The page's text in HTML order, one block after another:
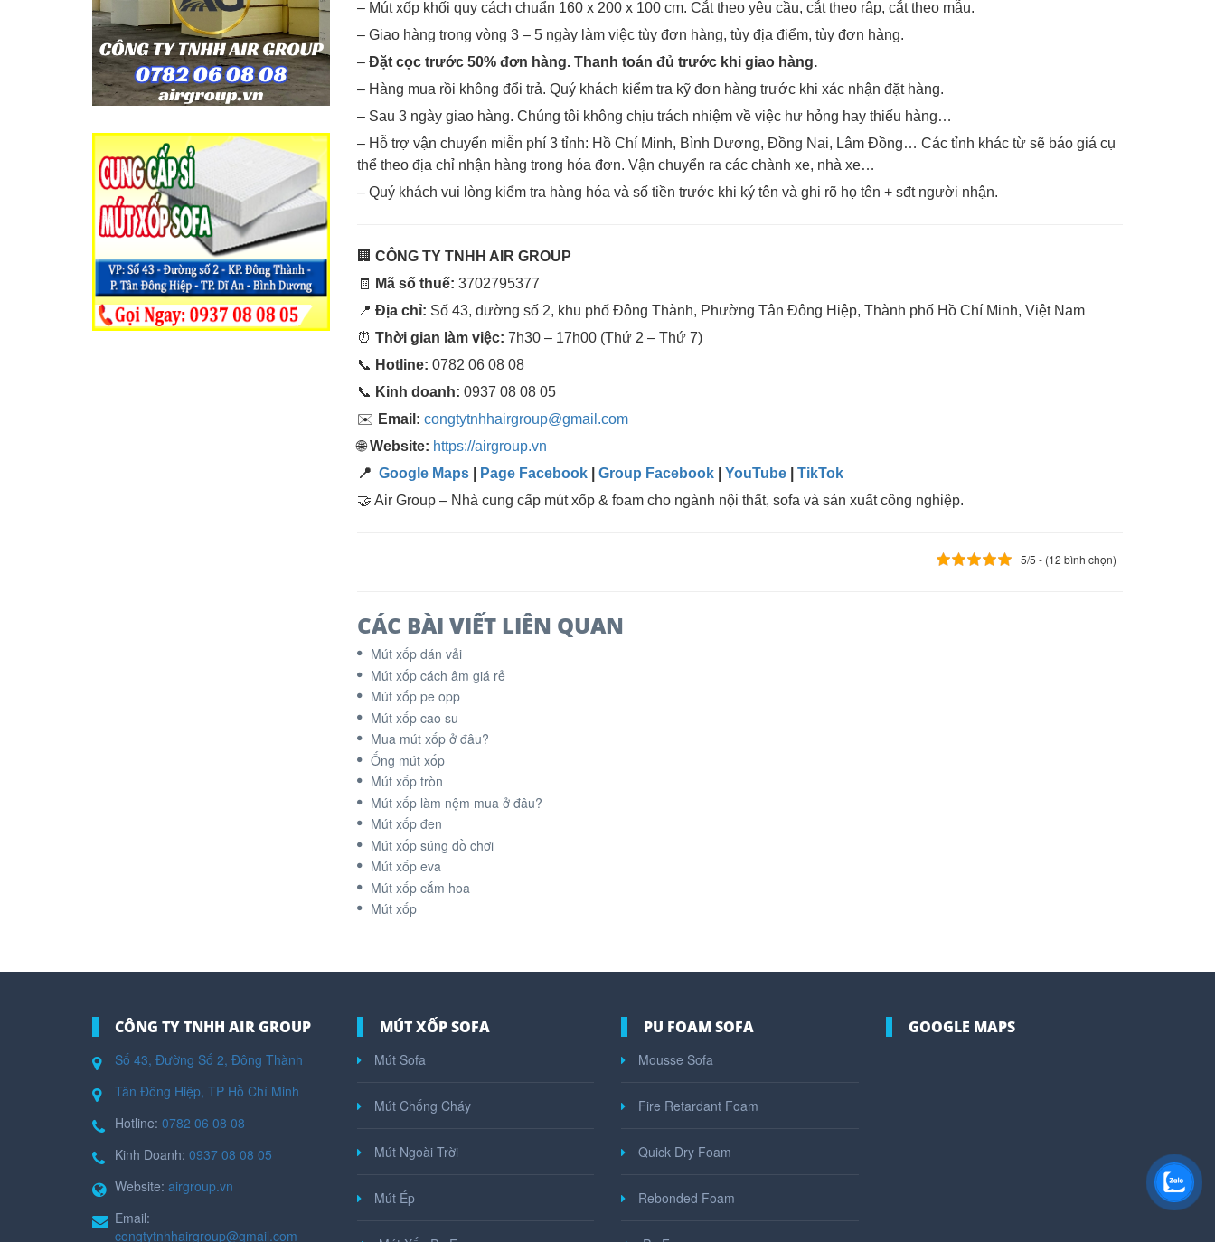
– Mút xốp khối quy cách chuẩn 160 x 200 x 100 cm. Cắt theo yêu cầu, cắt theo rập, cắt theo mẫu.
– Giao hàng trong vòng 3 – 5 ngày làm việc tùy đơn hàng, tùy địa điểm, tùy đơn hàng.
– Đặt cọc trước 50% đơn hàng. Thanh toán đủ trước khi giao hàng.
– Hàng mua rồi không đổi trả. Quý khách kiểm tra kỹ đơn hàng trước khi xác nhận đặt hàng.
– Sau 3 ngày giao hàng. Chúng tôi không chịu trách nhiệm về việc hư hỏng hay thiếu hàng…
– Hỗ trợ vận chuyển miễn phí 3 tỉnh: Hồ Chí Minh, Bình Dương, Đồng Nai, Lâm Đồng… Các tỉnh khác từ sẽ báo giá cụ
thể theo địa chỉ nhận hàng trong hóa đơn. Vận chuyển ra các chành xe, nhà xe…
– Quý khách vui lòng kiểm tra hàng hóa và số tiền trước khi ký tên và ghi rõ họ tên + sđt người nhận.
🏢 CÔNG TY TNHH AIR GROUP
🧾
Mã số thuế: 3702795377
📍 Địa chỉ: Số 43, đường số 2, khu phố Đông Thành, Phường Tân Đông Hiệp, Thành phố Hồ Chí Minh, Việt Nam
⏰ Thời gian làm việc: 7h30 – 17h00 (Thứ 2 – Thứ 7)
📞 Hotline: 0782 06 08 08
📞 Kinh doanh: 0937 08 08 05
✉️ Email: congtytnhhairgroup@gmail.com
🌐Website: https://airgroup.vn
📍 Google Maps| Page Facebook| Group Facebook| YouTube| TikTok
🤝 Air Group – Nhà cung cấp mút xốp & foam cho ngành nội thất, sofa và sản xuất công nghiệp.
5/5 - (12 bình chọn)
CÁC BÀI VIẾT LIÊN QUAN
Mút xốp dán vải
Mút xốp cách âm giá rẻ
Mút xốp pe opp
Mút xốp cao su
Mua mút xốp ở đâu?
Ống mút xốp
Mút xốp tròn
Mút xốp làm nệm mua ở đâu?
Mút xốp đen
Mút xốp súng đồ chơi
Mút xốp eva
Mút xốp cắm hoa
Mút xốp
CÔNG TY TNHH AIR GROUP
Số 43, Đường Số 2, Đông Thành
Tân Đông Hiệp, TP Hồ Chí Minh
Hotline: 0782 06 08 08
Kinh Doanh: 0937 08 08 05
Website: airgroup.vn
Email:
congtytnhhairgroup@gmail.com
MÚT XỐP SOFA
Mút Sofa
Mút Chống Cháy
Mút Ngoài Trời
Mút Ép
PU FOAM SOFA
Mousse Sofa
Fire Retardant Foam
Quick Dry Foam
Rebonded Foam
GOOGLE MAPS